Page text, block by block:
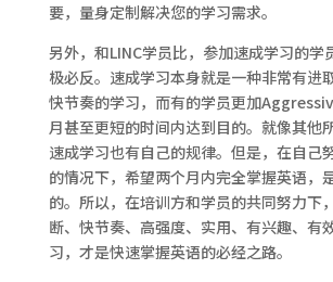
要，量身定制解决您的学习需求。
另外，和LINC学员比，参加速成学习的学
极必反。速成学习本身就是一种非常有进
快节奏的学习，而有的学员更加
月甚至更短的时间内达到目的。就像其他
速成学习也有自己的规律。但是，在自己
的情况下，希望两个月内完全掌握英语，
的。所以，在培训方和学员的共同努力下
断、快节奏、高强度、实用、有兴趣、有
习，才是快速掌握英语的必经之路。